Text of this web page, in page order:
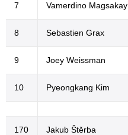
7 Vamerdino Magsakay
8 Sebastien Grax
9 Joey Weissman
10 Pyeongkang Kim
170 Jakub Štěrba